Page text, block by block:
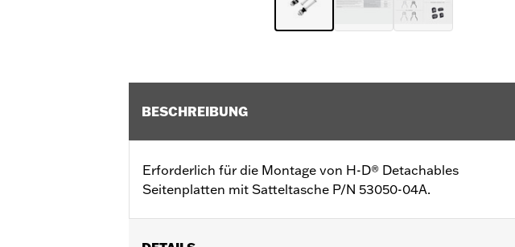
BESCHREIBUNG
Erforderlich für die Montage von H-D® Detachables
Seitenplatten mit Satteltasche P/N 53050-04A.